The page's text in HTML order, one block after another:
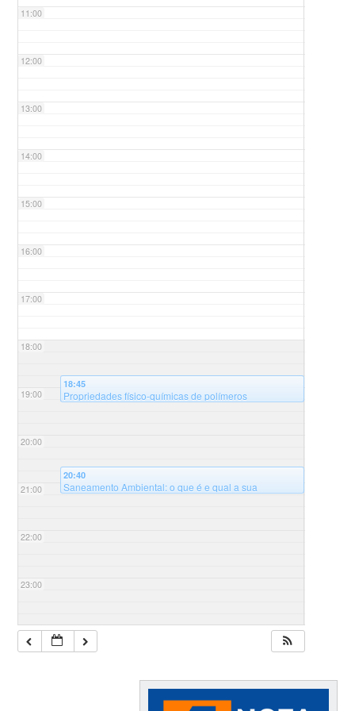
11:00
12:00
13:00
14:00
15:00
16:00
17:00
18:00
19:00
20:00
21:00
22:00
23:00
18:45
Propriedades físico-químicas de polímeros
20:40
Saneamento Ambiental: o que é e qual a sua